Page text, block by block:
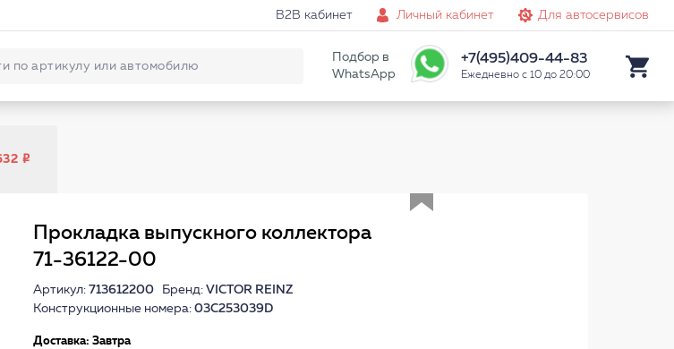
B2B кабинет Личный кабинет Для автосервисов
Подбор в
WhatsApp
+7(495)409-44-83
Ежедневно с 10 до 20:00
Прокладка выпускного коллектора
71-36122-00
Артикул: 713612200 Бренд: VICTOR REINZ
Конструкционные номера: 03C253039D
Доставка: Завтра